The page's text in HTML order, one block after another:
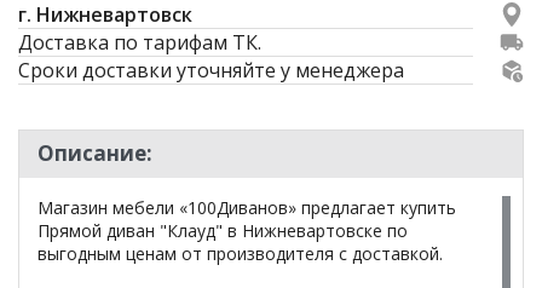
г. Нижневартовск
Доставка по тарифам ТК.
Сроки доставки уточняйте у менеджера
Описание:
Магазин мебели «100Диванов» предлагает купить
Прямой диван "Клауд" в Нижневартовске по
выгодным ценам от производителя с доставкой.